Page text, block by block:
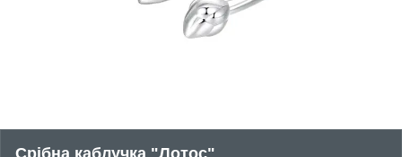
Срібна каблучка "Лотос"